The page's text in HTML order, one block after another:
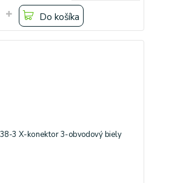
Do košíka